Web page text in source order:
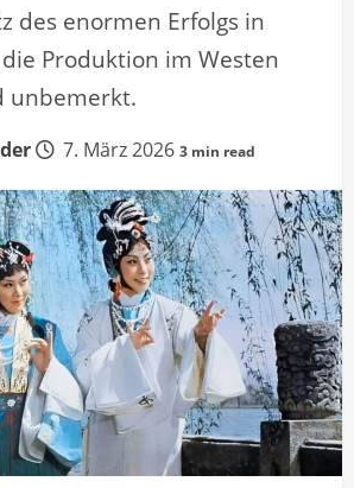
des enormen Erfolgs in
Produktion im Westen
unbemerkt.
7. März 2026 3 min read